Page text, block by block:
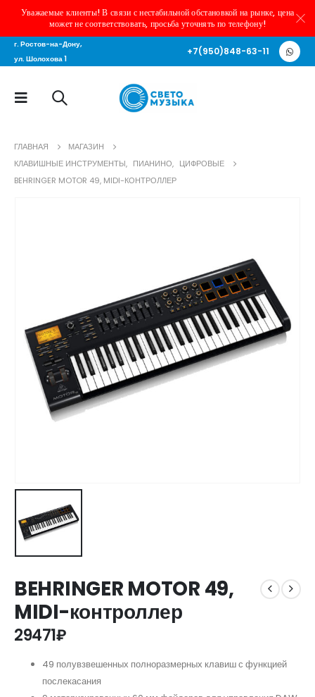
Уважаемые клиенты! В связи с нестабильной обстановкой на рынке, цена
может не соответствовать, просьба уточнять по телефону!
г. Ростов-на-Дону,
ул. Шолохова 1
+7(950)848-63-11
ГЛАВНАЯ
МАГАЗИН
КЛАВИШНЫЕ ИНСТРУМЕНТЫ, ПИАНИНО, ЦИФРОВЫЕ
BEHRINGER MOTOR 49, MIDI-КОНТРОЛЛЕР
BEHRINGER MOTOR 49,
MIDI-контроллер
29471₽
49 полувзвешенных полноразмерных клавиш с функцией
послекасания